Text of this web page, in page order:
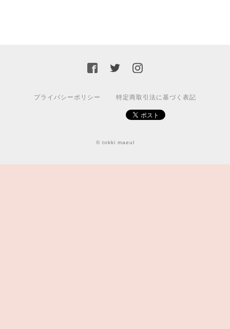
プライバシーポリシー 特定商取引法に基づく表記
© tokki maeul